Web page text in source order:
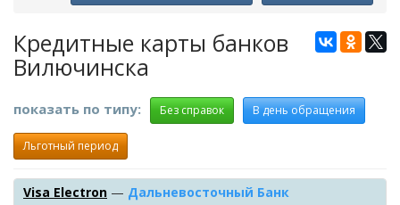
Кредитные карты банков
Вилючинска
показать по типу: Без справок В день обращения
Льготный период
Visa Electron — Дальневосточный Банк